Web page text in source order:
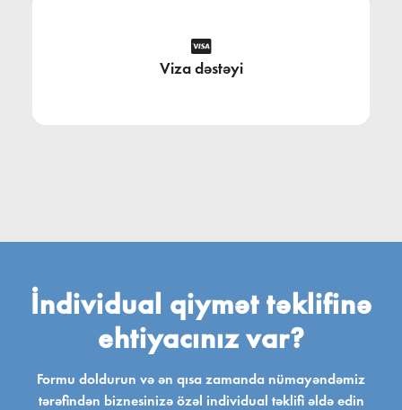
Viza dəstəyi
İndividual qiymət təklifinə
ehtiyacınız var?
Formu doldurun və ən qısa zamanda nümayəndəmiz
tərəfindən biznesinizə özəl individual təklifi əldə edin